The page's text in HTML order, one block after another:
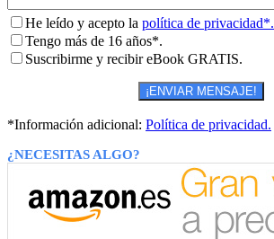
He leído y acepto la política de privacidad*.
Tengo más de 16 años*.
Suscribirme y recibir eBook GRATIS.
*Información adicional: Política de privacidad.
¿NECESITAS ALGO?